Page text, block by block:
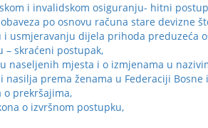
i invalidskom osiguranju- hitni
po osnovu računa stare devizne
i usmjeravanju dijela prihoda preduzeća
– skraćeni postupak,
naseljenih mjesta i o izmjenama u
prema ženama u Federaciji Bosne
o prekršajima,
o izvršnom postupku,